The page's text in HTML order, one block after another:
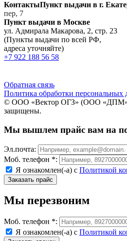
КонтактыПункт выдачи в г.
пер, 7
Пункт выдачи в Москве
ул. Адмирала Макарова, 2, стр. 23
(Пункты выдачи по всей РФ,
адреса уточняйте)
+7 922 188 56 58
Обратная связь
Политика обработки персональных
© ООО «Вектор ОГЗ» (ООО «ДПМ»),
защищены.
Мы вышлем прайс вам на
Эл.почта:
Моб. телефон *:
Я ознакомлен(-а) с Политикой
Мы перезвоним
Моб. телефон *:
Я ознакомлен(-а) с Политикой